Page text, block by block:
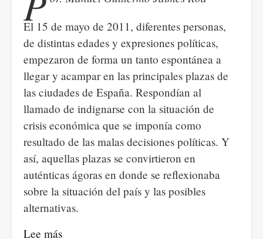
El 15 de mayo de 2011, diferentes personas,
de distintas edades y expresiones políticas,
empezaron de forma un tanto espontánea a
llegar y acampar en las principales plazas de
las ciudades de España. Respondían al
llamado de indignarse con la situación de
crisis económica que se imponía como
resultado de las malas decisiones políticas. Y
así, aquellas plazas se convirtieron en
auténticas ágoras en donde se reflexionaba
sobre la situación del país y las posibles
alternativas.
Lee más